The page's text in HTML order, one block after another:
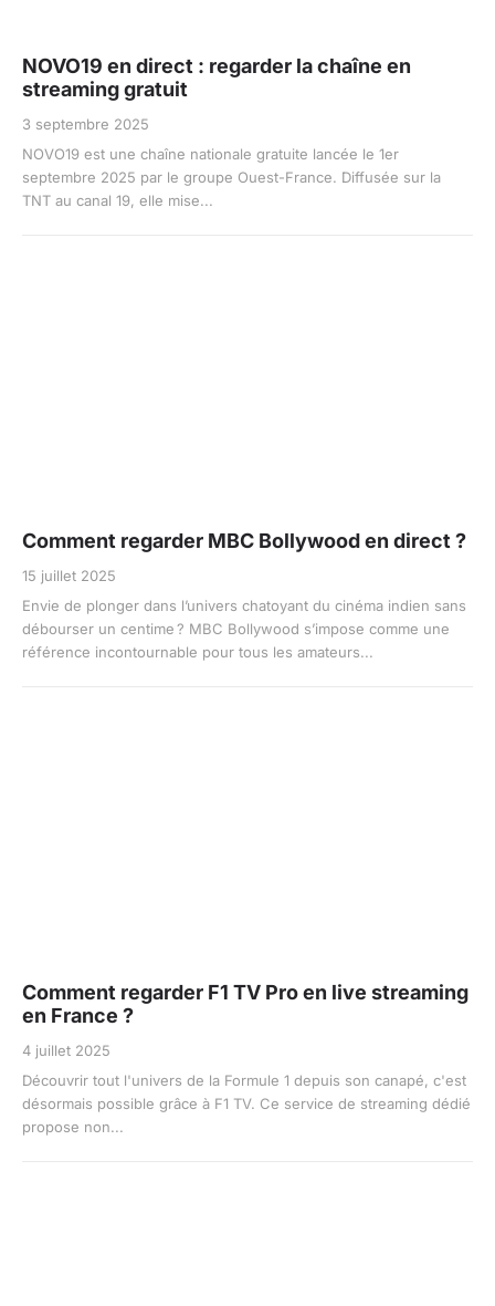
NOVO19 en direct : regarder la chaîne en
streaming gratuit
3 septembre 2025
NOVO19 est une chaîne nationale gratuite lancée le 1er
septembre 2025 par le groupe Ouest-France. Diffusée sur la
TNT au canal 19, elle mise...
Comment regarder MBC Bollywood en direct ?
15 juillet 2025
Envie de plonger dans l’univers chatoyant du cinéma indien sans
débourser un centime ? MBC Bollywood s’impose comme une
référence incontournable pour tous les amateurs...
Comment regarder F1 TV Pro en live streaming
en France ?
4 juillet 2025
Découvrir tout l'univers de la Formule 1 depuis son canapé, c'est
désormais possible grâce à F1 TV. Ce service de streaming dédié
propose non...